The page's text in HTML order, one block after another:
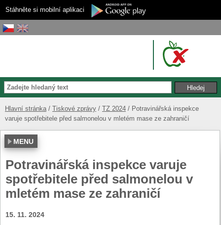
Stáhněte si mobilní aplikaci
Hlavní stránka Tiskové zprávy TZ 2024
Potravinářská inspekce
varuje spotřebitele před salmonelou v mletém mase ze zahraničí
MENU
Potravinářská inspekce varuje
spotřebitele před salmonelou v
mletém mase ze zahraničí
15. 11. 2024